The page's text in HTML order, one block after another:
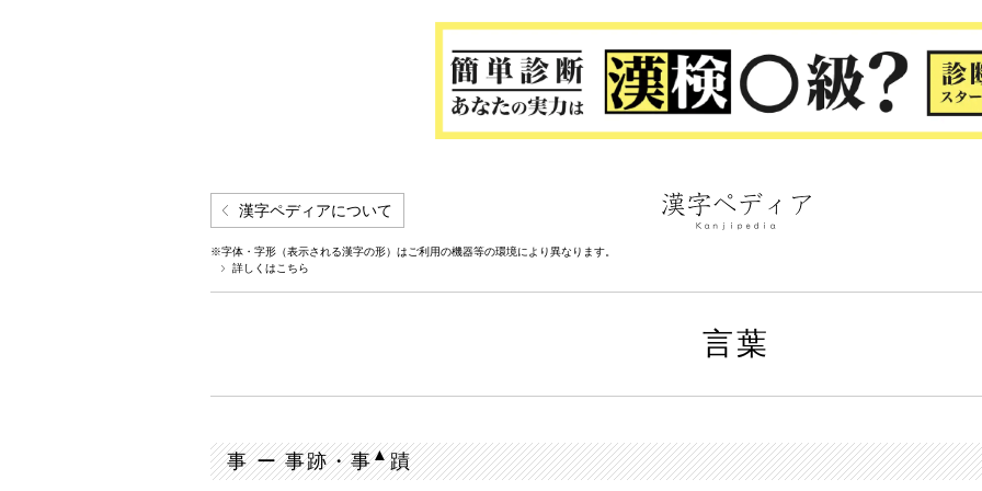
漢字ペディアについて
※字体・字形（表示される漢字の形）はご利用の機器等の環境により異なります。
詳しくはこちら
言葉
事 ー 事跡・事▲蹟